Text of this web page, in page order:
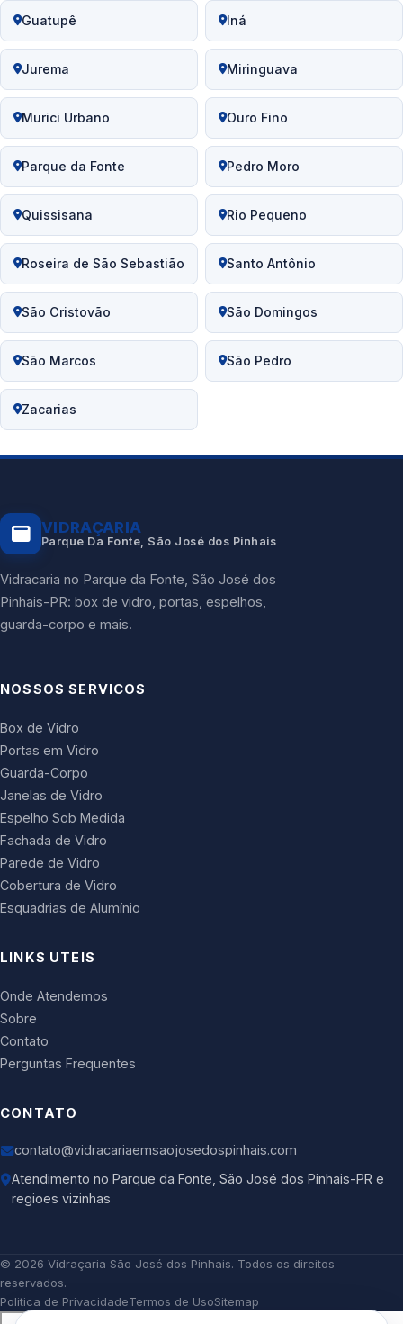
Guatupê Iná
Jurema Miringuava
Murici Urbano Ouro Fino
Parque da Fonte Pedro Moro
Quissisana Rio Pequeno
Roseira de São Sebastião Santo Antônio
São Cristovão São Domingos
São Marcos São Pedro
Zacarias
VIDRAÇARIA
Parque Da Fonte, São José dos Pinhais
Vidracaria no Parque da Fonte, São José dos
Pinhais-PR: box de vidro, portas, espelhos,
guarda-corpo e mais.
NOSSOS SERVICOS
Box de Vidro
Portas em Vidro
Guarda-Corpo
Janelas de Vidro
Espelho Sob Medida
Fachada de Vidro
Parede de Vidro
Cobertura de Vidro
Esquadrias de Alumínio
LINKS UTEIS
Onde Atendemos
Sobre
Contato
Perguntas Frequentes
CONTATO
contato@vidracariaemsaojosedospinhais.com
Atendimento no Parque da Fonte, São José dos Pinhais-PR e
regioes vizinhas
© 2026 Vidraçaria São José dos Pinhais. Todos os direitos
reservados.
Politica de PrivacidadeTermos de UsoSitemap